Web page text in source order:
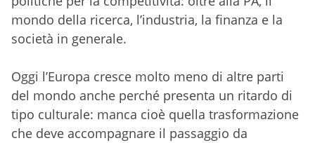
mondo della ricerca, l’industria, la finanza e la
società in generale.
Oggi l’Europa cresce molto meno di altre parti
del mondo anche perché presenta un ritardo di
tipo culturale: manca cioè quella trasformazione
che deve accompagnare il passaggio da